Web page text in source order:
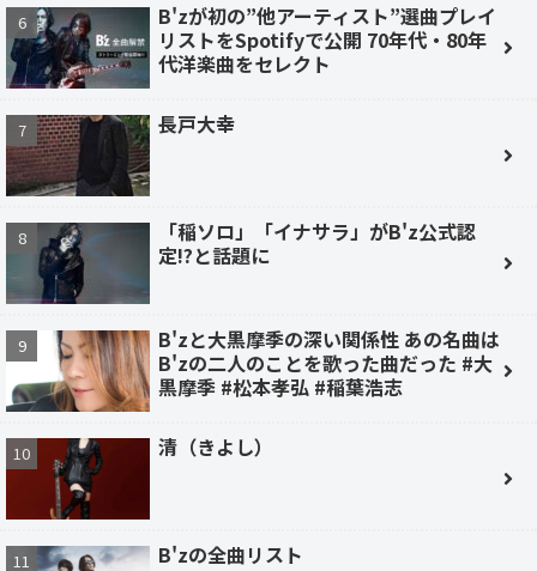
B'zが初の”他アーティスト”選曲プレイ
リストをSpotifyで公開 70年代・80年
代洋楽曲をセレクト
長戸大幸
「稲ソロ」「イナサラ」がB'z公式認
定!?と話題に
B'zと大黒摩季の深い関係性 あの名曲は
B'zの二人のことを歌った曲だった #大
黒摩季 #松本孝弘 #稲葉浩志
清（きよし）
B'zの全曲リスト